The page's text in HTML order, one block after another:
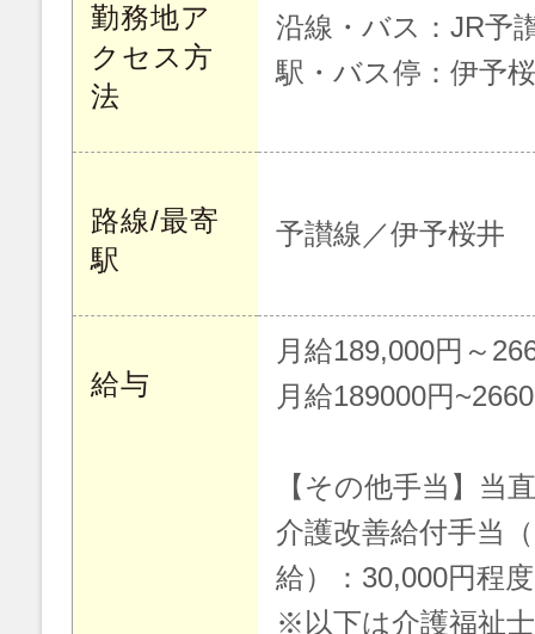
勤務地ア
クセス方
法
沿線・バス：JR予
駅・バス停：伊予
路線/最寄
駅
予讃線／伊予桜井
給与
月給189,000円～
月給189000円
【その他手当】当
介護改善給付手当
給）：30,000円程
※以下は介護福祉